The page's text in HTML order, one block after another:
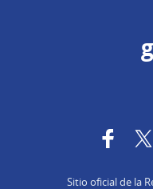
Sitio oficial de la